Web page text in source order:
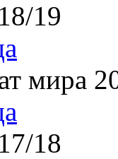
19
мира
18